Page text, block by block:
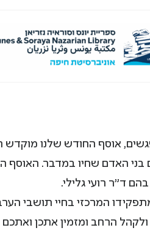
אוסף החודש שלנו
בני האדם שחיו במדבר. האוסף
ד"ר רועי גלילי.
המרכזי בחיי תושבי
הרחב ומזמין אתכן